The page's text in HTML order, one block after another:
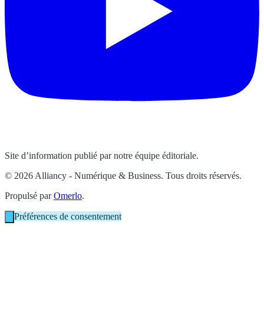
Site d’information publié par notre équipe éditoriale.
© 2026 Alliancy - Numérique & Business. Tous droits réservés.
Propulsé parOmerlo.
Préférences de consentement